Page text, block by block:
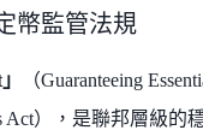
幣監管法規
（Guaranteeing
Act），是聯邦層級的